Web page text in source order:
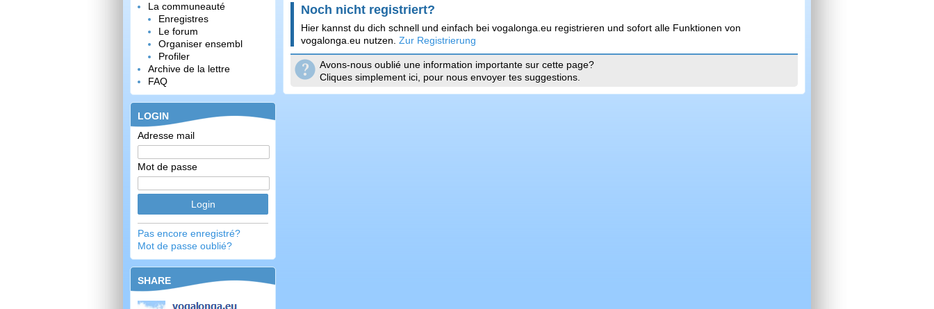
La communeauté
Enregistres
Le forum
Organiser ensembl
Profiler
Archive de la lettre
FAQ
LOGIN
Adresse mail
Mot de passe
Pas encore enregistré?
Mot de passe oublié?
SHARE
Noch nicht registriert?
Hier kannst du dich schnell und einfach bei vogalonga.eu registrieren und sofort alle Funktionen von
vogalonga.eu nutzen. Zur Registrierung
Avons-nous oublié une information importante sur cette page?
Cliques simplement ici, pour nous envoyer tes suggestions.